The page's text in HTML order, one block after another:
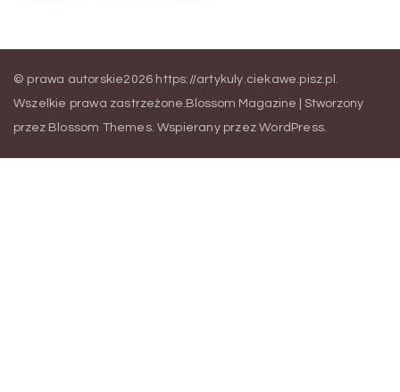
© prawa autorskie2026 https://artykuly.ciekawe.pisz.pl .
Wszelkie prawa zastrzeżone. Blossom Magazine | Stworzony
przez Blossom Themes. Wspierany przezWordPress.